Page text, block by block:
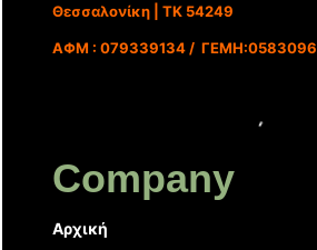
Θεσσαλονίκη | ΤΚ 54249
ΑΦΜ : 079339134 /
Company
Αρχική